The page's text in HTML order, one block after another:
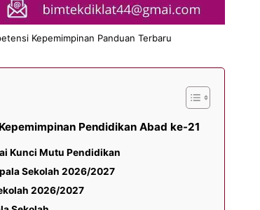
Kepemimpinan Panduan Terbaru
Pendidikan Abad ke-21
Kunci Mutu Pendidikan
Sekolah 2026/2027
2026/2027